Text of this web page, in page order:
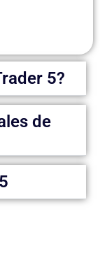
5?
de